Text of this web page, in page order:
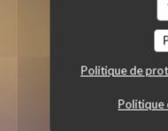
Politique de
Politique